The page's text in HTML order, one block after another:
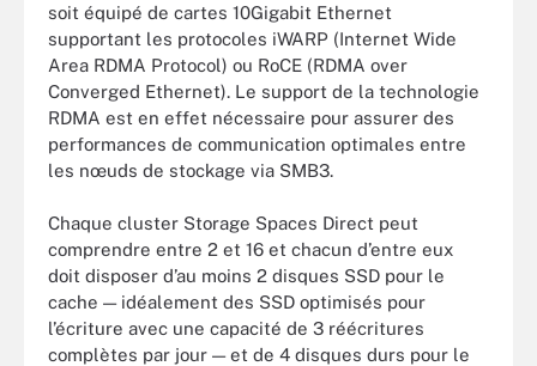
soit équipé de cartes 10Gigabit Ethernet
supportant les protocoles iWARP (Internet Wide
Area RDMA Protocol) ou RoCE (RDMA over
Converged Ethernet). Le support de la technologie
RDMA est en effet nécessaire pour assurer des
performances de communication optimales entre
les nœuds de stockage via SMB3.
Chaque cluster Storage Spaces Direct peut
comprendre entre 2 et 16 et chacun d’entre eux
doit disposer d’au moins 2 disques SSD pour le
cache — idéalement des SSD optimisés pour
l’écriture avec une capacité de 3 réécritures
complètes par jour — et de 4 disques durs pour le